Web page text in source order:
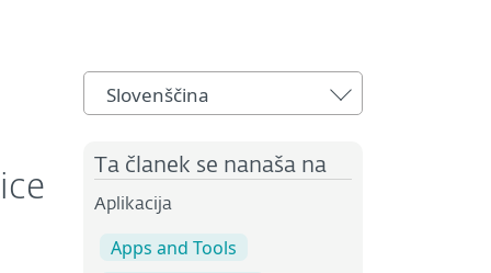
Slovenščina
Ta članek se nanaša na
Aplikacija
Apps and Tools